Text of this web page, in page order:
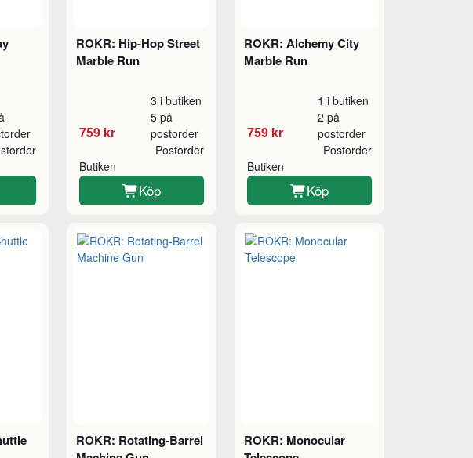
ROKR: Hip-Hop Street
Marble Run
759 kr
3 i butiken
5 på
postorder
Butiken
Postorder
Köp
ROKR: Alchemy City
Marble Run
759 kr
1 i butiken
2 på
postorder
Butiken
Postorder
Köp
ROKR: Rotating-Barrel
ROKR: Monocular